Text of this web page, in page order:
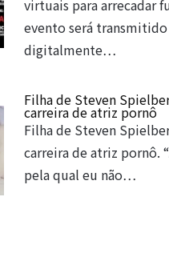
virtuais para arrecadar
evento será transmitido
digitalmente…
Filha de Steven
carreira de atriz pornô
Filha de Steven
carreira de atriz pornô.
pela qual eu não…